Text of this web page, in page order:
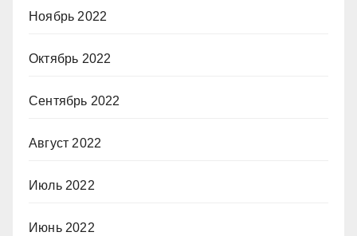
Ноябрь 2022
Октябрь 2022
Сентябрь 2022
Август 2022
Июль 2022
Июнь 2022